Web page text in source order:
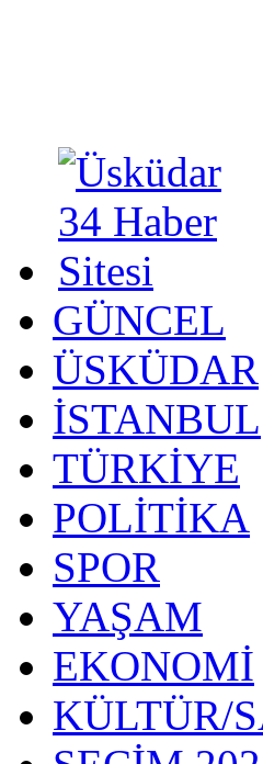
GÜNCEL
ÜSKÜDAR
İSTANBUL
TÜRKİYE
POLİTİKA
SPOR
YAŞAM
EKONOMİ
KÜLTÜR/